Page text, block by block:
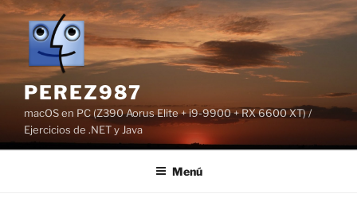
Saltar
contenido
PEREZ987
macOS en PC (Z390 Aorus Elite + i9-9900 + RX 6600 XT) /
Ejercicios de .NET y Java
Menú